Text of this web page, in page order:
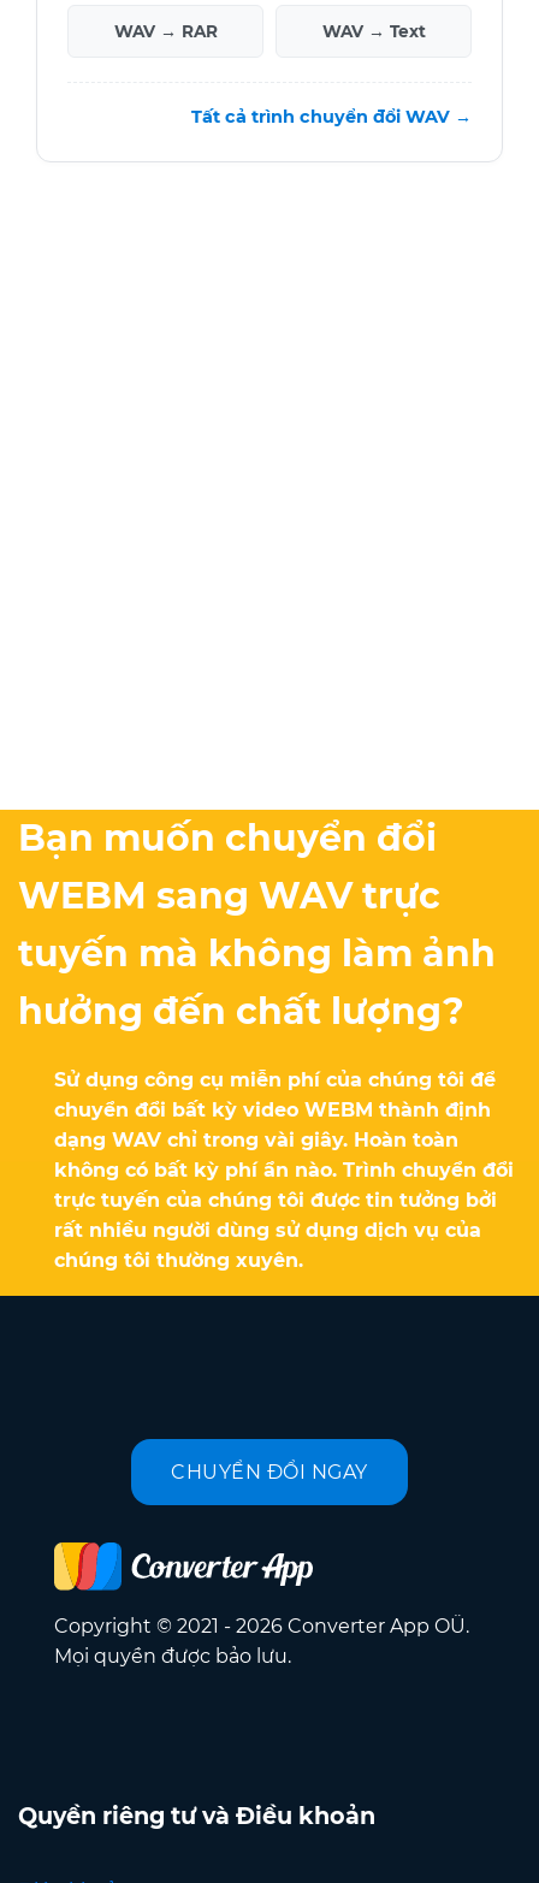
WAV → RAR WAV → Text
Tất cả trình chuyển đổi WAV →
Bạn muốn chuyển đổi
WEBM sang WAV trực
tuyến mà không làm ảnh
hưởng đến chất lượng?
Sử dụng công cụ miễn phí của chúng tôi để
chuyển đổi bất kỳ video WEBM thành định
dạng WAV chỉ trong vài giây. Hoàn toàn
không có bất kỳ phí ẩn nào. Trình chuyển đổi
trực tuyến của chúng tôi được tin tưởng bởi
rất nhiều người dùng sử dụng dịch vụ của
chúng tôi thường xuyên.
CHUYỂN ĐỔI NGAY
Copyright © 2021 - 2026 Converter App OÜ.
Mọi quyền được bảo lưu.
Quyền riêng tư và Điều khoản